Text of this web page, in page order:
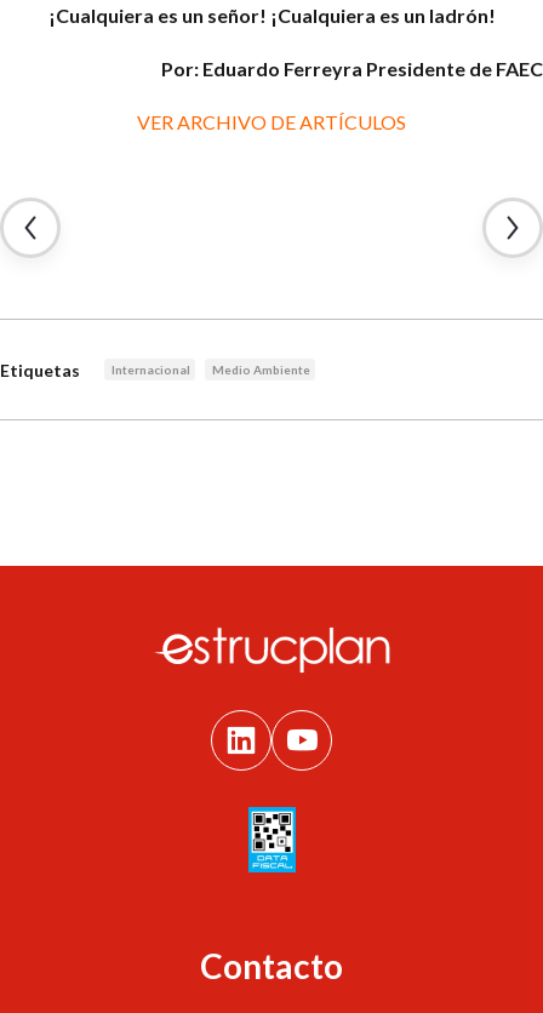
¡Cualquiera es un señor! ¡Cualquiera es un ladrón!
Por: Eduardo Ferreyra Presidente de FAEC
VER ARCHIVO DE ARTÍCULOS
Etiquetas Internacional Medio Ambiente
Contacto